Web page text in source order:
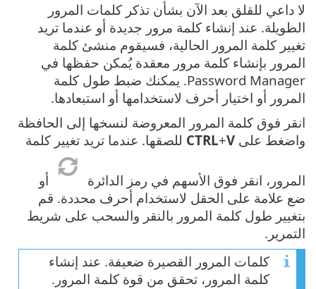
لا داعي للقلق بعد الآن بشأن تذكر كلمات المرور
الطويلة. عند إنشاء كلمة مرور جديدة أو عندما تريد
تغيير كلمة المرور الحالية، فسيقوم منشئ كلمة
المرور بإنشاء كلمة مرور معقدة يُمكن حفظها في
Password Manager. يمكنك ضبط طول كلمة
المرور أو اختيار أحرف لاستخدامها أو استبعادها.
انقر فوق كلمة المرور المعروضة لنسخها إلى الحافظة
واضغط على
CTRL+V للصقها. عندما تريد تغيير كلمة
المرور، انقر فوق الأسهم في رمز الدائرة
أو
ضع علامة على الحقل لاستخدام أحرف محددة. قم
بتغيير طول كلمة المرور بالنقر والسحب على شريط
التمرير.
كلمات المرور القصيرة ضعيفة. عند إنشاء
كلمة المرور، تحقق من قوة كلمة المرور.